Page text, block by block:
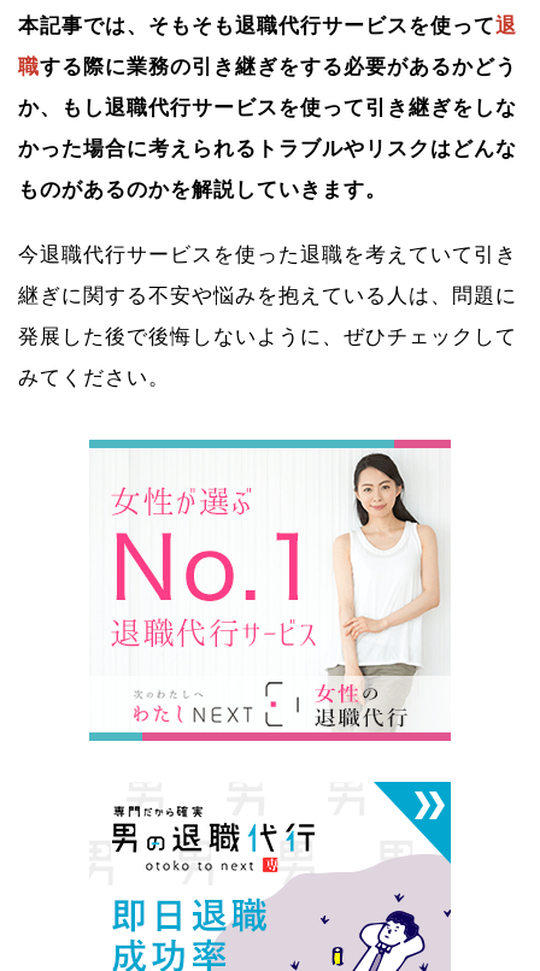
本記事では、そもそも退職代行サービスを使って退
職する際に業務の引き継ぎをする必要があるかどう
か、もし退職代行サービスを使って引き継ぎをしな
かった場合に考えられるトラブルやリスクはどんな
ものがあるのかを解説していきます。
今退職代行サービスを使った退職を考えていて引き
継ぎに関する不安や悩みを抱えている人は、問題に
発展した後で後悔しないように、ぜひチェックして
みてください。